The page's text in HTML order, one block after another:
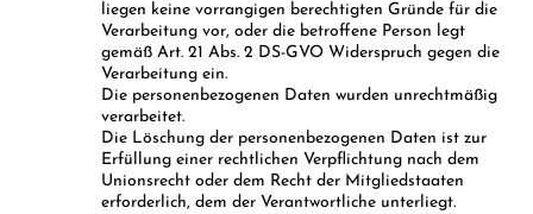
liegen keine vorrangigen berechtigten Gründe für die
Verarbeitung vor, oder die betroffene Person legt
gemäß Art. 21 Abs. 2 DS-GVO Widerspruch gegen die
Verarbeitung ein.
Die personenbezogenen Daten wurden unrechtmäßig
verarbeitet.
Die Löschung der personenbezogenen Daten ist zur
Erfüllung einer rechtlichen Verpflichtung nach dem
Unionsrecht oder dem Recht der Mitgliedstaaten
erforderlich, dem der Verantwortliche unterliegt.